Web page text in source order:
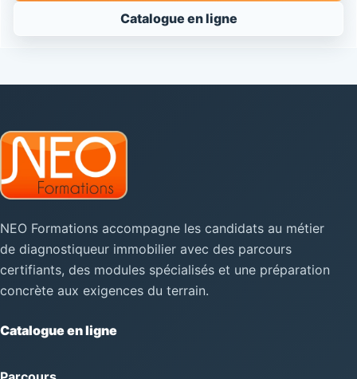
Catalogue en ligne
NEO Formations accompagne les candidats au métier
de diagnostiqueur immobilier avec des parcours
certifiants, des modules spécialisés et une préparation
concrète aux exigences du terrain.
Catalogue en ligne